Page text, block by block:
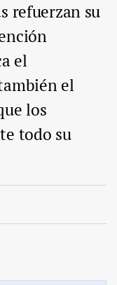
refuerzan su
el
el
los
todo su